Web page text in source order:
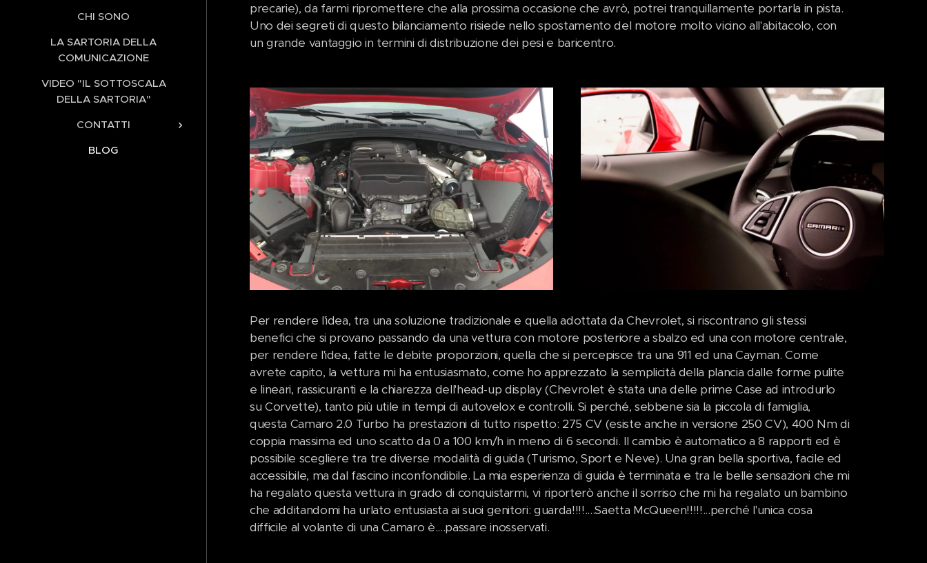
CHI SONO
LA SARTORIA DELLA
COMUNICAZIONE
VIDEO "IL SOTTOSCALA
DELLA SARTORIA"
CONTATTI
BLOG
precarie), da farmi ripromettere che alla prossima occasione che avrò, potrei tranquillamente portarla in pista.
Uno dei segreti di questo bilanciamento risiede nello spostamento del motore molto vicino all'abitacolo, con
un grande vantaggio in termini di distribuzione dei pesi e baricentro.
Per rendere l'idea, tra una soluzione tradizionale e quella adottata da Chevrolet, si riscontrano gli stessi
benefici che si provano passando da una vettura con motore posteriore a sbalzo ed una con motore centrale,
per rendere l'idea, fatte le debite proporzioni, quella che si percepisce tra una 911 ed una Cayman. Come
avrete capito, la vettura mi ha entusiasmato, come ho apprezzato la semplicità della plancia dalle forme pulite
e lineari, rassicuranti e la chiarezza dell'head-up display (Chevrolet è stata una delle prime Case ad introdurlo
su Corvette), tanto più utile in tempi di autovelox e controlli. Si perché, sebbene sia la piccola di famiglia,
questa Camaro 2.0 Turbo ha prestazioni di tutto rispetto: 275 CV (esiste anche in versione 250 CV), 400 Nm di
coppia massima ed uno scatto da 0 a 100 km/h in meno di 6 secondi. Il cambio è automatico a 8 rapporti ed è
possibile scegliere tra tre diverse modalità di guida (Turismo, Sport e Neve). Una gran bella sportiva, facile ed
accessibile, ma dal fascino inconfondibile. La mia esperienza di guida è terminata e tra le belle sensazioni che mi
ha regalato questa vettura in grado di conquistarmi, vi riporterò anche il sorriso che mi ha regalato un bambino
che additandomi ha urlato entusiasta ai suoi genitori: guarda!!!!....Saetta McQueen!!!!!...perché l'unica cosa
difficile al volante di una Camaro è....passare inosservati.